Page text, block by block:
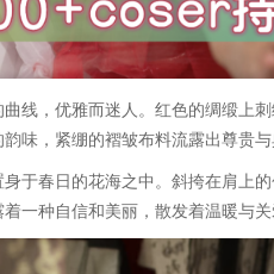
线，优雅而迷人。红色的绸缎上
味，紧绷的褶皱布料流露出尊贵与
于春日的花海之中。斜挎在肩上
一种自信和美丽，散发着温暖与关